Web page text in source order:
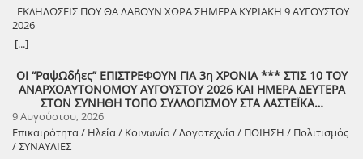
ΕΚΔΗΛΩΣΕΙΣ ΠΟΥ ΘΑ ΛΑΒΟΥΝ ΧΩΡΑ ΣΗΜΕΡΑ ΚΥΡΙΑΚΗ 9 ΑΥΓΟΥΣΤΟΥ
2026
88888888888888888888888888888888888888888888888888888888888888
88888888888888888888888888888888888888888888888888888888888888
[...]
ΟΙ “ΡαψΩδήες” ΕΠΙΣΤΡΕΦΟΥΝ ΓΙΑ 3η ΧΡΟΝΙΑ *** ΣΤΙΣ 10 ΤΟΥ
ΑΝΑΡΧΟΑΥΤΟΝΟΜΟΥ ΑΥΓΟΥΣΤΟΥ 2026 ΚΑΙ ΗΜΕΡΑ ΔΕΥΤΕΡΑ
ΣΤΟΝ ΣΥΝΗΘΗ ΤΟΠΟ ΣΥΛΛΟΓΙΣΜΟΥ ΣΤΑ ΛΑΣΤΕΪΚΑ…
9 Αυγούστου, 2026
Επικαιρότητα / Ηλεία / Κοινωνία / Λογοτεχνία / ΠΟΙΗΣΗ / Πολιτισμός
/ ΣΥΝΑΥΛΙΕΣ